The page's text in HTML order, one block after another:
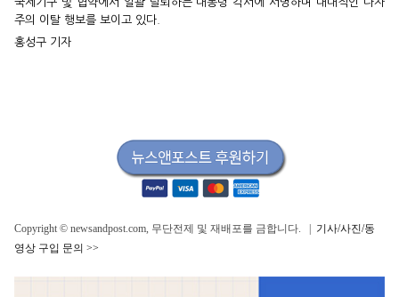
국제기구 및 협약에서 일괄 탈퇴하는 대통령 각서에 서명하며 대대적인 다자
주의 이탈 행보를 보이고 있다.
홍성구 기자
Copyright © newsandpost.com, 무단전제 및 재배포를 금합니다. | 기사/사진/동
영상 구입 문의 >>